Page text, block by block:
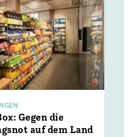
Gegen die
auf dem Land